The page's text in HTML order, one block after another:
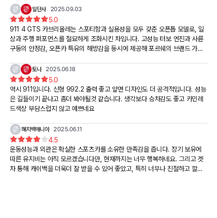
일단사 2025.09.03
5.0
911 4 GTS 카브리올레는 스포티함과 실용성을 모두 갖춘 오픈톱 모델로, 일
상과 주행 퍼포먼스를 절묘하게 조화시킨 차입니다. 고성능 터보 엔진과 사륜
구동의 안정감, 오픈카 특유의 해방감을 동시에 제공해 포르쉐의 브랜드 가치
드라이버 중심의 완성도가 돋보입니다.
토나 2025.06.18
5.0
역시 911입니다. 신형 992.2 출력 좋고 앞면 디자인도 더 공격적입니다. 성능
은 길들이기 끝나고 좀더 봐야될것 같습니다. 생각보다 승차감도 좋고 카민레
드색상 부담스럽지 않고 예쁘네요
해치백매니아 2025.06.11
4.5
운동성능과 외관은 확실한 스포츠카를 소유한 만족감을 줍니다. 장기 보유에
따른 유지비는 아직 모르겠습니다만, 현재까지는 너무 행복하네요. 그리고 겟
차 통해 캐쉬백을 더욱더 잘 받을 수 있어 좋았고, 특히 너무나 친절하고 깔끔